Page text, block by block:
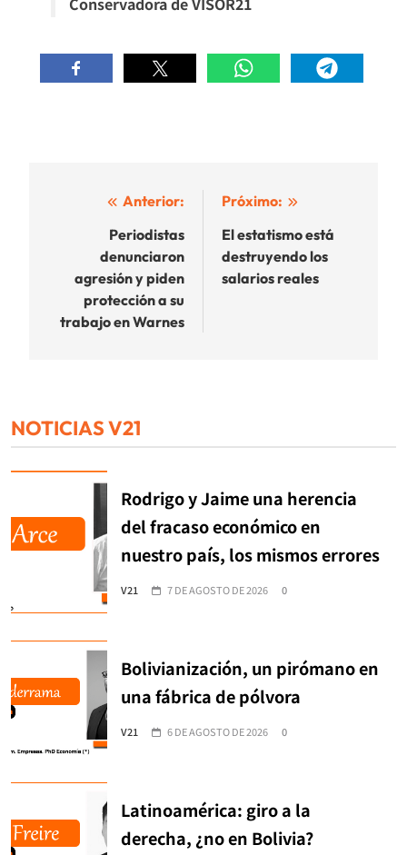
Navegación
entradas
Anterior:
Periodistas
denunciaron
agresión y piden
protección a su
trabajo en Warnes
Próximo:
El estatismo está
destruyendo los
salarios reales
NOTICIAS V21
Rodrigo y Jaime una herencia
del fracaso económico en
nuestro país, los mismos errores
V21 7 DE AGOSTO DE 2026 0
Bolivianización, un pirómano en
una fábrica de pólvora
V21 6 DE AGOSTO DE 2026 0
Latinoamérica: giro a la
derecha, ¿no en Bolivia?